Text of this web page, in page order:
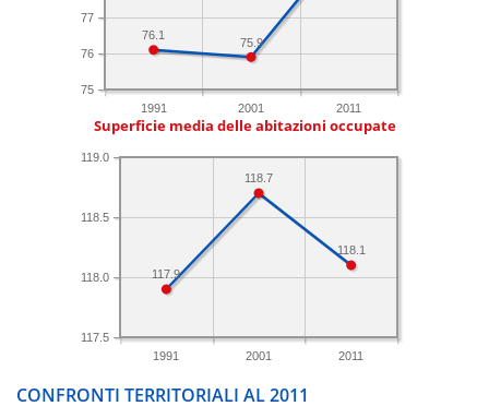
1991 2001 2011
75
76
77
75.9
76.1
Superficie media delle abitazioni occupate
1991 2001 2011
117.5
118.0
118.5
119.0
118.1
118.7
117.9
CONFRONTI TERRITORIALI AL 2011